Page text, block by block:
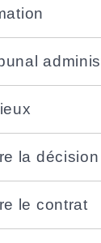
la décision
le contrat